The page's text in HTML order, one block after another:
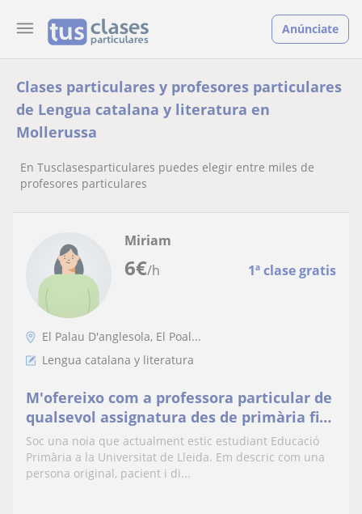
Anúnciate
Clases particulares y profesores particulares
de Lengua catalana y literatura en
Mollerussa
En Tusclasesparticulares puedes elegir entre miles de
profesores particulares
6€/h 1ª clase gratis
Miriam
El Palau D'anglesola, El Poal...
Lengua catalana y literatura
M'ofereixo com a professora particular de
qualsevol assignatura des de primària fins
la ESO
Soc una noia que actualment estic estudiant Educació
Primària a la Universitat de Lleida. Em descric com una
persona original, pacient i di...